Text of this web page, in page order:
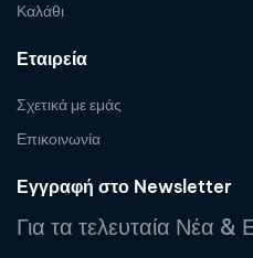
Καλάθι
Εταιρεία
Σχετικά με εμάς
Επικοινωνία
Εγγραφή στο Newsletter
Για τα τελευταία Νέα &